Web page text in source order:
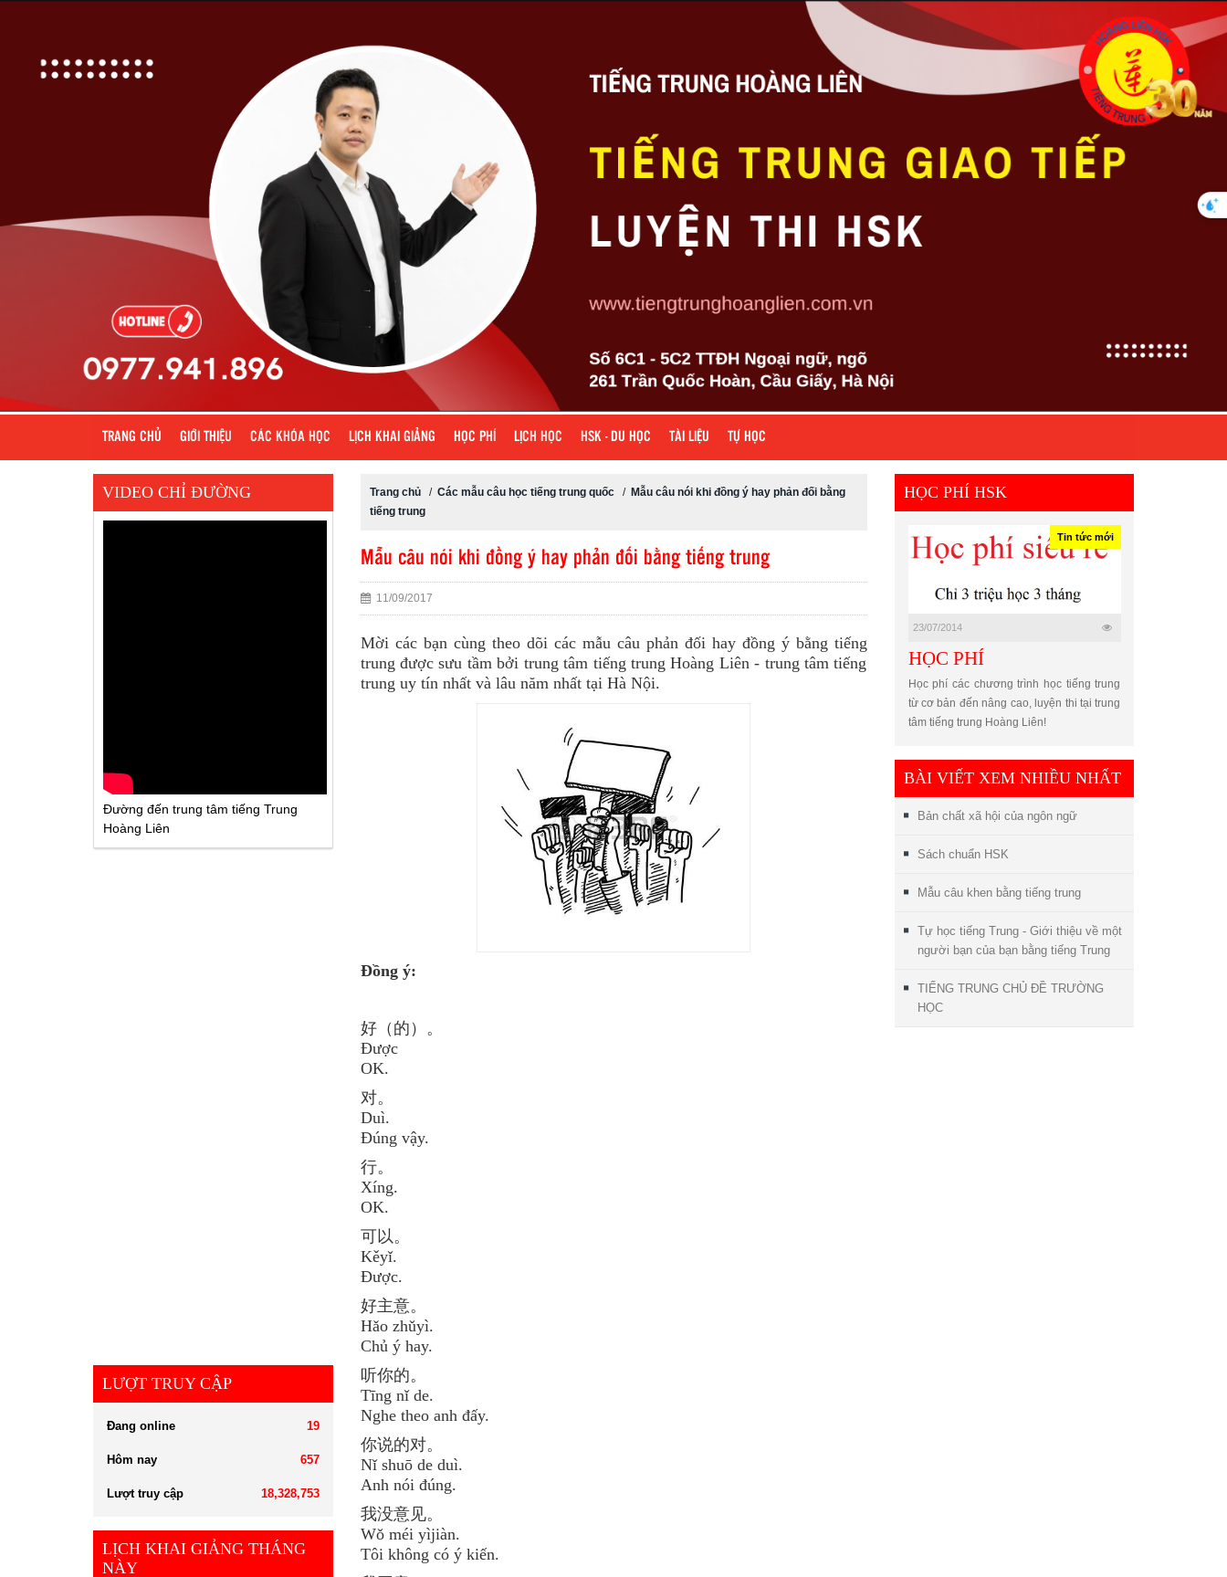
TRANG CHỦ GIỚI THIỆU CÁC KHÓA HỌC LỊCH KHAI GIẢNG HỌC PHÍ LỊCH HỌC HSK - DU HỌC TÀI LIỆU TỰ HỌC
VIDEO CHỈ ĐƯỜNG
Đường đến trung tâm tiếng Trung
Hoàng Liên
LƯỢT TRUY CẬP
Đang online 19
Hôm nay 657
Lượt truy cập 18,328,753
LỊCH KHAI GIẢNG THÁNG
NÀY
Trang chủ/ Các mẫu câu học tiếng trung quốc/ Mẫu câu nói khi đồng ý hay phản đối bằng
tiếng trung
Mẫu câu nói khi đồng ý hay phản đối bằng tiếng trung
11/09/2017
Mời các bạn cùng theo dõi các mẫu câu phản đối hay đồng ý bằng tiếng
trung được sưu tầm bởi trung tâm tiếng trung Hoàng Liên - trung tâm tiếng
trung uy tín nhất và lâu năm nhất tại Hà Nội.
Đồng ý:
好（的）。
Được
OK.
对。
Duì.
Đúng vậy.
行。
Xíng.
OK.
可以。
Kěyǐ.
Được.
好主意。
Hǎo zhǔyì.
Chủ ý hay.
听你的。
Tīng nǐ de.
Nghe theo anh đấy.
你说的对。
Nǐ shuō de duì.
Anh nói đúng.
我没意见。
Wǒ méi yìjiàn.
Tôi không có ý kiến.
HỌC PHÍ HSK
Tin tức mới
23/07/2014
HỌC PHÍ
Học phí các chương trình học tiếng trung
từ cơ bản đến nâng cao, luyện thi tại trung
tâm tiếng trung Hoàng Liên!
BÀI VIẾT XEM NHIỀU NHẤT
Bản chất xã hội của ngôn ngữ
Sách chuẩn HSK
Mẫu câu khen bằng tiếng trung
Tự học tiếng Trung - Giới thiệu về một
người bạn của bạn bằng tiếng Trung
TIẾNG TRUNG CHỦ ĐỀ TRƯỜNG
HỌC